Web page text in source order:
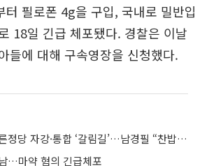
터 필로폰 4g을 구입, 국내로 밀반입
18일 긴급 체포됐다. 경찰은 이날
들에 대해 구속영장을 신청했다.
이혜훈 사퇴, 바른정당 자강·통합 ‘갈림길’…남경필 “찬밥 더운밥 가릴 게 없다”
…마약 혐의 긴급체포